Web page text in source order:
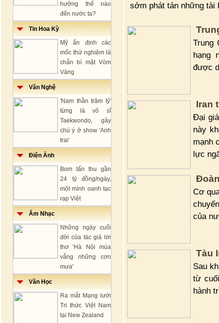
hưởng thế nào
đến nước ta?
Tin Hoa Kỳ
Mỹ ấn định các
mốc thử nghiệm lá
chắn bí mật Vòm
Vàng
Văn Nghệ
'Nam thần trăm tỷ'
từng là võ sĩ
Taekwondo, gây
chú ý ở show 'Anh
trai'
Điện Ảnh
Bom tấn thu gần
24 tỷ đồng/ngày,
một mình oanh tạc
rạp Việt
Âm Nhạc
Những ngày cuối
đời của tác giả lời
thơ 'Hà Nội mùa
vắng những cơn
mưa'
Văn Học
Ra mắt Mạng lưới
Tri thức Việt Nam
tại New Zealand
sớm phát tán những tài
Trung
hạng
được
Iran
Đại
này
mạnh
lực
Cơ
của
Tàu
Sau
từ
hành